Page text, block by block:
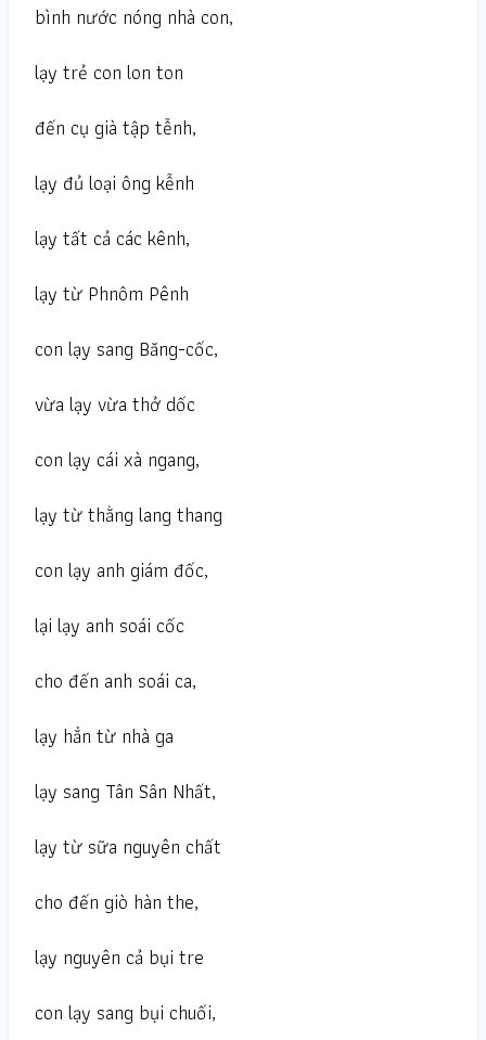
bình nước nóng nhà con,
lạy trẻ con lon ton
đến cụ già tập tễnh,
lạy đủ loại ông kễnh
lạy tất cả các kênh,
lạy từ Phnôm Pênh
con lạy sang Băng-cốc,
vừa lạy vừa thở dốc
con lạy cái xà ngang,
lạy từ thằng lang thang
con lạy anh giám đốc,
lại lạy anh soái cốc
cho đến anh soái ca,
lạy hẳn từ nhà ga
lạy sang Tân Sân Nhất,
lạy từ sữa nguyên chất
cho đến giò hàn the,
lạy nguyên cả bụi tre
con lạy sang bụi chuối,